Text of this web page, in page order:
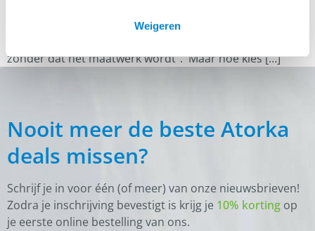
Weigeren
van zadels voor IJslandse paarden waardoor er voor
zonder dat het maatwerk wordt”. Maar hoe kies […]
Nooit meer de beste Atorka
deals missen?
Schrijf je in voor één (of meer) van onze nieuwsbrieven!
Zodra je inschrijving bevestigt is krijg je 10% korting op
je eerste online bestelling van ons.